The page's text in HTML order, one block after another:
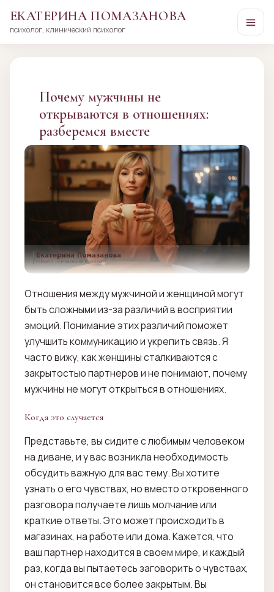
ЕКАТЕРИНА ПОМАЗАНОВА
психолог, клинический психолог
Почему мужчины не
открываются в отношениях:
разберемся вместе
Отношения между мужчиной и женщиной могут
быть сложными из-за различий в восприятии
эмоций. Понимание этих различий поможет
улучшить коммуникацию и укрепить связь. Я
часто вижу, как женщины сталкиваются с
закрытостью партнеров и не понимают, почему
мужчины не могут открыться в отношениях.
Когда это случается
Представьте, вы сидите с любимым человеком
на диване, и у вас возникла необходимость
обсудить важную для вас тему. Вы хотите
узнать о его чувствах, но вместо откровенного
разговора получаете лишь молчание или
краткие ответы. Это может происходить в
магазинах, на работе или дома. Кажется, что
ваш партнер находится в своем мире, и каждый
раз, когда вы пытаетесь заговорить о чувствах,
он становится все более закрытым. Вы